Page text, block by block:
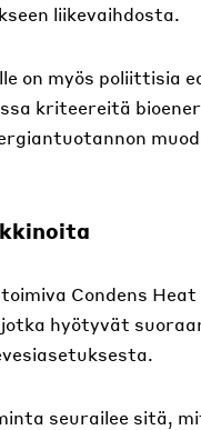
liikevaihdosta.
on myös poliittisia
kriteereitä
Condens
hyötyvät
seurailee sitä,